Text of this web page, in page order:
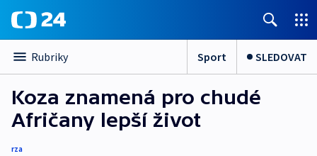
Rubriky Sport SLEDOVAT
Koza znamená pro chudé
Afričany lepší život
rza